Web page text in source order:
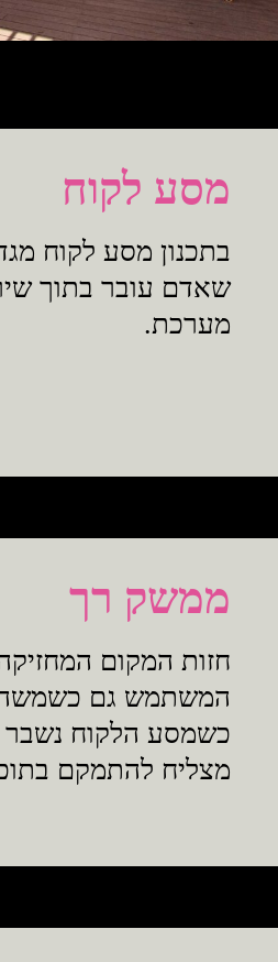
מסע לקוח
בתכנון מסע לקוח
שאדם עובר בתוך
מערכת.
ממשק רך
חזות המקום
המשתמש גם
כשמסע הלקוח
מצליח להתמקם